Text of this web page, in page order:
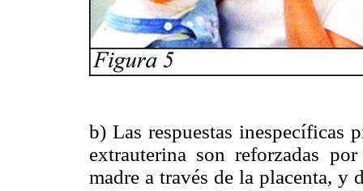
b) Las respuestas inespecíficas
extrauterina son reforzadas
madre a través de la placenta, y